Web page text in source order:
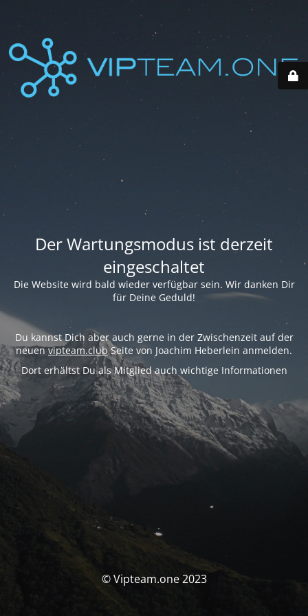
Der Wartungsmodus ist derzeit
eingeschaltet
Die Website wird bald wieder verfügbar sein. Wir danken Dir
für Deine Geduld!
Du kannst Dich aber auch gerne in der Zwischenzeit auf der
neuenvipteam.clubSeite von Joachim Heberlein anmelden.
Dort erhältst Du als Mitglied auch wichtige Informationen
© Vipteam.one 2023